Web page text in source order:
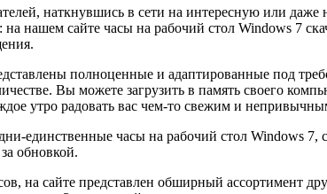
наткнувшись в сети на интересную или
нашем сайте часы на рабочий стол Windows 7
полноценные и адаптированные под
Вы можете загрузить в память своего
утро радовать вас чем-то свежим и
единственные часы на рабочий стол Windows 7,
обновкой.
на сайте представлен обширный ассортимент